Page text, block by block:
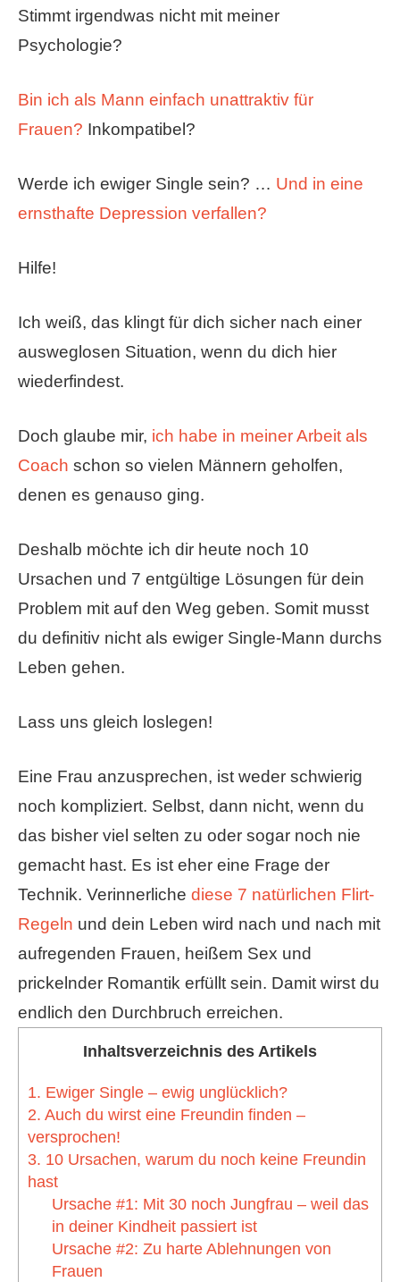
Stimmt irgendwas nicht mit meiner
Psychologie?
Bin ich als Mann einfach unattraktiv für
Frauen? Inkompatibel?
Werde ich ewiger Single sein? … Und in eine
ernsthafte Depression verfallen?
Hilfe!
Ich weiß, das klingt für dich sicher nach einer
ausweglosen Situation, wenn du dich hier
wiederfindest.
Doch glaube mir, ich habe in meiner Arbeit als
Coach schon so vielen Männern geholfen,
denen es genauso ging.
Deshalb möchte ich dir heute noch 10
Ursachen und 7 entgültige Lösungen für dein
Problem mit auf den Weg geben. Somit musst
du definitiv nicht als ewiger Single-Mann durchs
Leben gehen.
Lass uns gleich loslegen!
Eine Frau anzusprechen, ist weder schwierig
noch kompliziert. Selbst, dann nicht, wenn du
das bisher viel selten zu oder sogar noch nie
gemacht hast. Es ist eher eine Frage der
Technik. Verinnerliche diese 7 natürlichen Flirt-
Regeln und dein Leben wird nach und nach mit
aufregenden Frauen, heißem Sex und
prickelnder Romantik erfüllt sein. Damit wirst du
endlich den Durchbruch erreichen.
Inhaltsverzeichnis des Artikels
1. Ewiger Single – ewig unglücklich?
2. Auch du wirst eine Freundin finden –
versprochen!
3. 10 Ursachen, warum du noch keine Freundin
hast
Ursache #1: Mit 30 noch Jungfrau – weil das
in deiner Kindheit passiert ist
Ursache #2: Zu harte Ablehnungen von
Frauen